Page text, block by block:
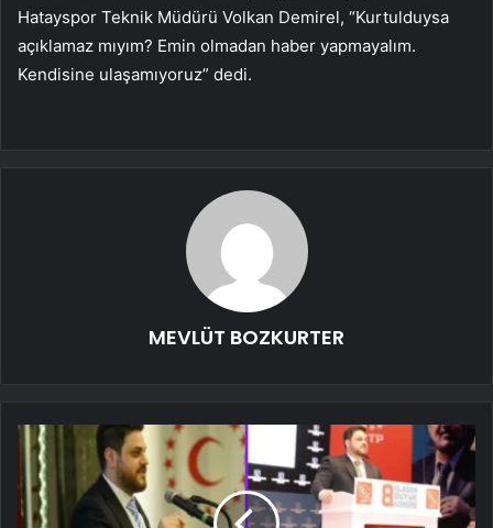
Hatayspor Teknik Müdürü Volkan Demirel, “Kurtulduysa
açıklamaz mıyım? Emin olmadan haber yapmayalım.
Kendisine ulaşamıyoruz” dedi.
MEVLÜT BOZKURTER